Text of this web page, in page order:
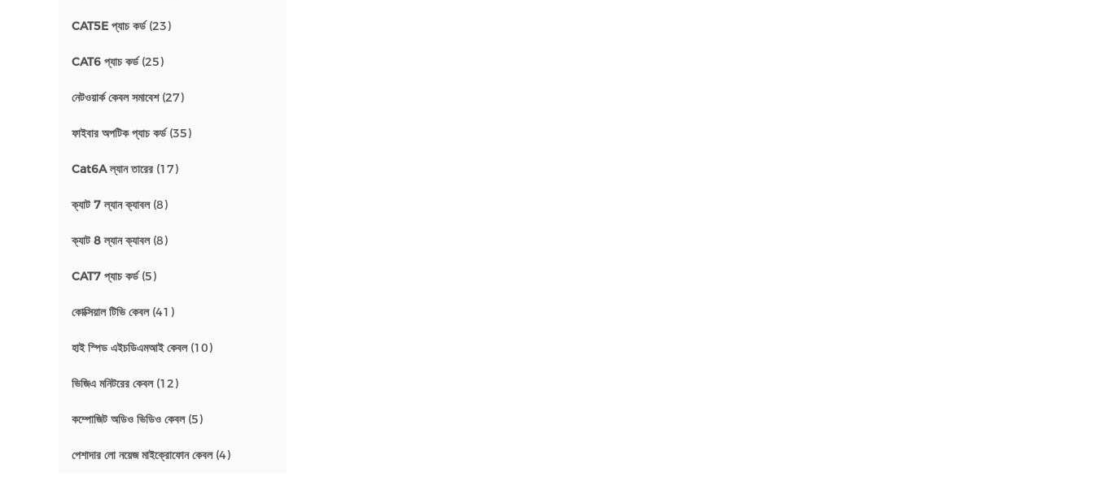
CAT5E প্যাচ কর্ড(23)
CAT6 প্যাচ কর্ড(25)
নেটওয়ার্ক কেবল সমাবেশ(27)
ফাইবার অপটিক প্যাচ কর্ড(35)
Cat6A ল্যান তারের (17)
ক্যাট 7 ল্যান ক্যাবল(8)
ক্যাট 8 ল্যান ক্যাবল(8)
CAT7 প্যাচ কর্ড(5)
কোক্সিয়াল টিভি কেবল(41)
হাই স্পিড এইচডিএমআই কেবল(10)
ভিজিএ মনিটরের কেবল(12)
কম্পোজিট অডিও ভিডিও কেবল(5)
পেশাদার লো নয়েজ মাইক্রোফোন কেবল(4)